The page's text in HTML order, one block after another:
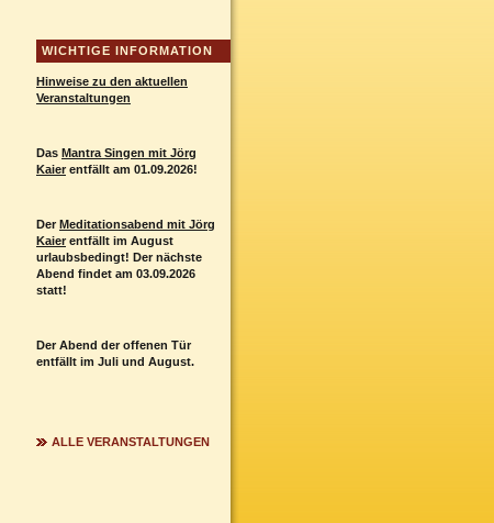
WICHTIGE INFORMATION
Hinweise zu den aktuellen
Veranstaltungen
Das Mantra Singen mit Jörg
Kaierentfällt am 01.09.2026!
DerMeditationsabend mit Jörg
Kaierentfällt im August
urlaubsbedingt! Der nächste
Abend findet am 03.09.2026
statt!
Der Abend der offenen Tür
entfällt im Juli und August.
ALLE VERANSTALTUNGEN